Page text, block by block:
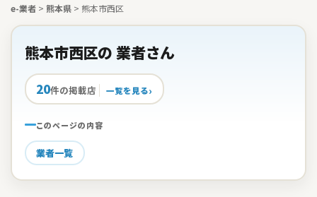
e-業者 > 熊本県 > 熊本市西区
熊本市西区の 業者さん
20件の掲載店 一覧を見る
このページの内容
業者一覧